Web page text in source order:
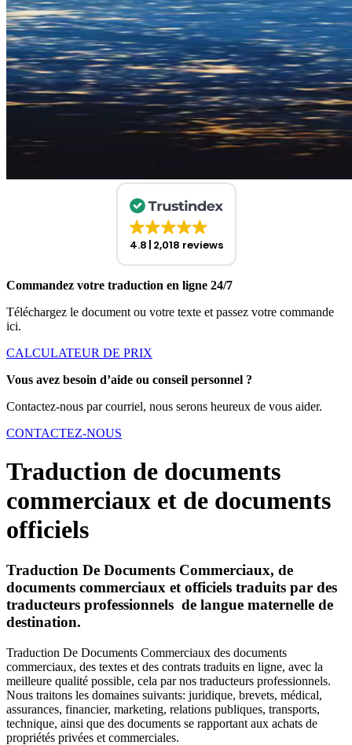
4.8 2,018 reviews
Commandez votre traduction en ligne 24/7
Téléchargez le document ou votre texte et passez votre commande
ici.
CALCULATEUR DE PRIX
Vous avez besoin d’aide ou conseil personnel ?
Contactez-nous par courriel, nous serons heureux de vous aider.
CONTACTEZ-NOUS
Traduction de documents
commerciaux et de documents
officiels
Traduction De Documents Commerciaux, de
documents commerciaux et officiels traduits par des
traducteurs professionnels de langue maternelle de
destination.
Traduction De Documents Commerciaux des documents
commerciaux, des textes et des contrats traduits en ligne, avec la
meilleure qualité possible, cela par nos traducteurs professionnels.
Nous traitons les domaines suivants: juridique, brevets, médical,
assurances, financier, marketing, relations publiques, transports,
technique, ainsi que des documents se rapportant aux achats de
propriétés privées et commerciales.